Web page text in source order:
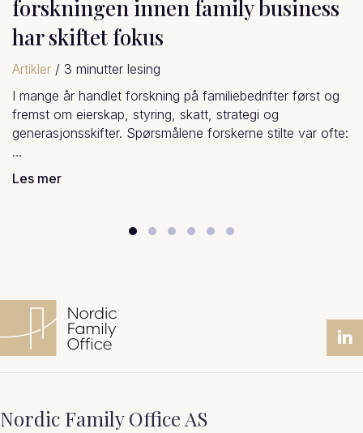
Fra søsken til medeiere; når
søskenroller følger med inn i
eierskapet
Artikler/ 2 minutter lesing
Når søsken blir eiere sammen i et familieselskap, skjer
Nordic Family Office AS